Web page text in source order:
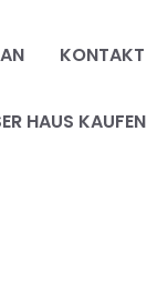
KONTAKT
HAUS KAUFEN